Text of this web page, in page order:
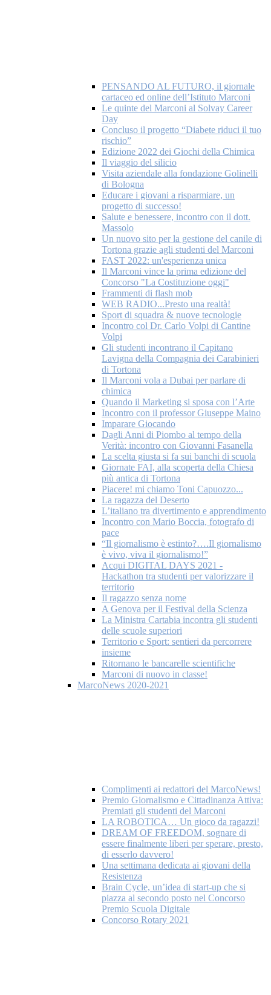
PENSANDO AL FUTURO, il giornale
cartaceo ed online dell’Istituto Marconi
Le quinte del Marconi al Solvay Career
Day
Concluso il progetto “Diabete riduci il tuo
rischio”
Edizione 2022 dei Giochi della Chimica
Il viaggio del silicio
Visita aziendale alla fondazione Golinelli
di Bologna
Educare i giovani a risparmiare, un
progetto di successo!
Salute e benessere, incontro con il dott.
Massolo
Un nuovo sito per la gestione del canile di
Tortona grazie agli studenti del Marconi
FAST 2022: un'esperienza unica
Il Marconi vince la prima edizione del
Concorso "La Costituzione oggi"
Frammenti di flash mob
WEB RADIO...Presto una realtà!
Sport di squadra & nuove tecnologie
Incontro col Dr. Carlo Volpi di Cantine
Volpi
Gli studenti incontrano il Capitano
Lavigna della Compagnia dei Carabinieri
di Tortona
Il Marconi vola a Dubai per parlare di
chimica
Quando il Marketing si sposa con l’Arte
Incontro con il professor Giuseppe Maino
Imparare Giocando
Dagli Anni di Piombo al tempo della
Verità: incontro con Giovanni Fasanella
La scelta giusta si fa sui banchi di scuola
Giornate FAI, alla scoperta della Chiesa
più antica di Tortona
Piacere! mi chiamo Toni Capuozzo...
La ragazza del Deserto
L’italiano tra divertimento e apprendimento
Incontro con Mario Boccia, fotografo di
pace
“Il giornalismo è estinto?….Il giornalismo
è vivo, viva il giornalismo!”
Acqui DIGITAL DAYS 2021 -
Hackathon tra studenti per valorizzare il
territorio
Il ragazzo senza nome
A Genova per il Festival della Scienza
La Ministra Cartabia incontra gli studenti
delle scuole superiori
Territorio e Sport: sentieri da percorrere
insieme
Ritornano le bancarelle scientifiche
Marconi di nuovo in classe!
MarcoNews 2020-2021
Complimenti ai redattori del MarcoNews!
Premio Giornalismo e Cittadinanza Attiva:
Premiati gli studenti del Marconi
LA ROBOTICA… Un gioco da ragazzi!
DREAM OF FREEDOM, sognare di
essere finalmente liberi per sperare, presto,
di esserlo davvero!
Una settimana dedicata ai giovani della
Resistenza
Brain Cycle, un’idea di start-up che si
piazza al secondo posto nel Concorso
Premio Scuola Digitale
Concorso Rotary 2021